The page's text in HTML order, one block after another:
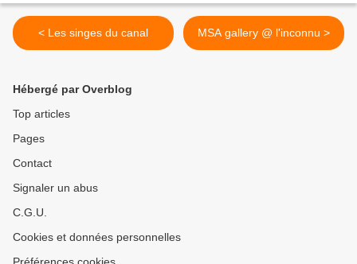
< Les singes du canal MSA gallery @ l'inconnu >
Hébergé par Overblog
Top articles
Pages
Contact
Signaler un abus
C.G.U.
Cookies et données personnelles